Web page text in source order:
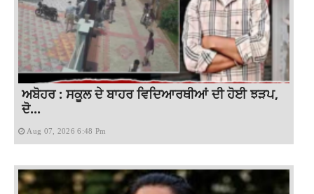
ਅਬੋਹਰ : ਸਕੂਲ ਦੇ ਬਾਹਰ ਵਿਦਿਆਰਥੀਆਂ ਦੀ ਹੋਈ ਝੜਪ,
ਦੋ...
Aug 07, 2026 6:48 Pm